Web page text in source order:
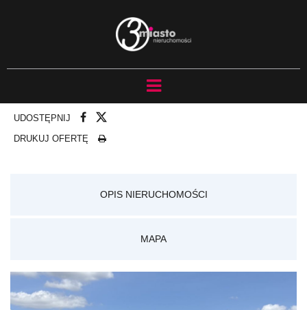
UDOSTĘPNIJ
DRUKUJ OFERTĘ
OPIS NIERUCHOMOŚCI
MAPA